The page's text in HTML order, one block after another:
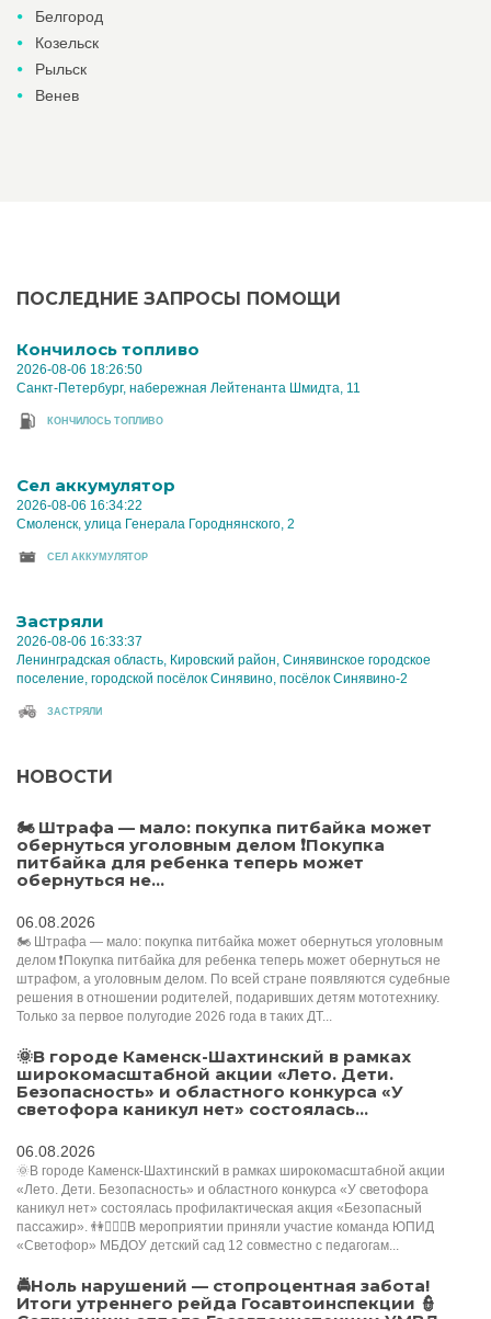
Белгород
Козельск
Рыльск
Венев
ПОСЛЕДНИЕ ЗАПРОСЫ ПОМОЩИ
Кончилось топливо
2026-08-06 18:26:50
Санкт-Петербург, набережная Лейтенанта Шмидта, 11
КОНЧИЛОСЬ ТОПЛИВО
Cел аккумулятор
2026-08-06 16:34:22
Смоленск, улица Генерала Городнянского, 2
CЕЛ АККУМУЛЯТОР
Застряли
2026-08-06 16:33:37
Ленинградская область, Кировский район, Синявинское городское
поселение, городской посёлок Синявино, посёлок Синявино-2
ЗАСТРЯЛИ
НОВОСТИ
🏍️ Штрафа — мало: покупка питбайка может
обернуться уголовным делом ❗Покупка
питбайка для ребенка теперь может
обернуться не...
06.08.2026
🏍️ Штрафа — мало: покупка питбайка может обернуться уголовным
делом ❗Покупка питбайка для ребенка теперь может обернуться не
штрафом, а уголовным делом. По всей стране появляются судебные
решения в отношении родителей, подаривших детям мототехнику.
Только за первое полугодие 2026 года в таких ДТ...
🌞В городе Каменск-Шахтинский в рамках
широкомасштабной акции «Лето. Дети.
Безопасность» и областного конкурса «У
светофора каникул нет» состоялась...
06.08.2026
🌞В городе Каменск-Шахтинский в рамках широкомасштабной акции
«Лето. Дети. Безопасность» и областного конкурса «У светофора
каникул нет» состоялась профилактическая акция «Безопасный
пассажир». 👫👮🏻‍♀️В мероприятии приняли участие команда ЮПИД
«Светофор» МБДОУ детский сад 12 совместно с педагогам...
🚔Ноль нарушений — стопроцентная забота!
Итоги утреннего рейда Госавтоинспекции 👮